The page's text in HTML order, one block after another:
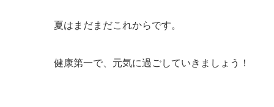
夏はまだまだこれからです。
健康第一で、元気に過ごしていきましょう！